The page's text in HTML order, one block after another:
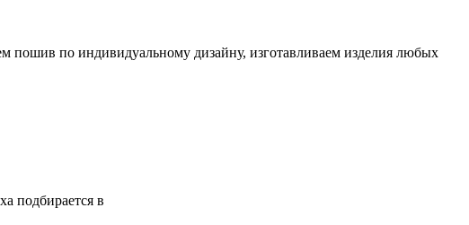
пошив по индивидуальному дизайну, изготавливаем изделия любых
подбирается в